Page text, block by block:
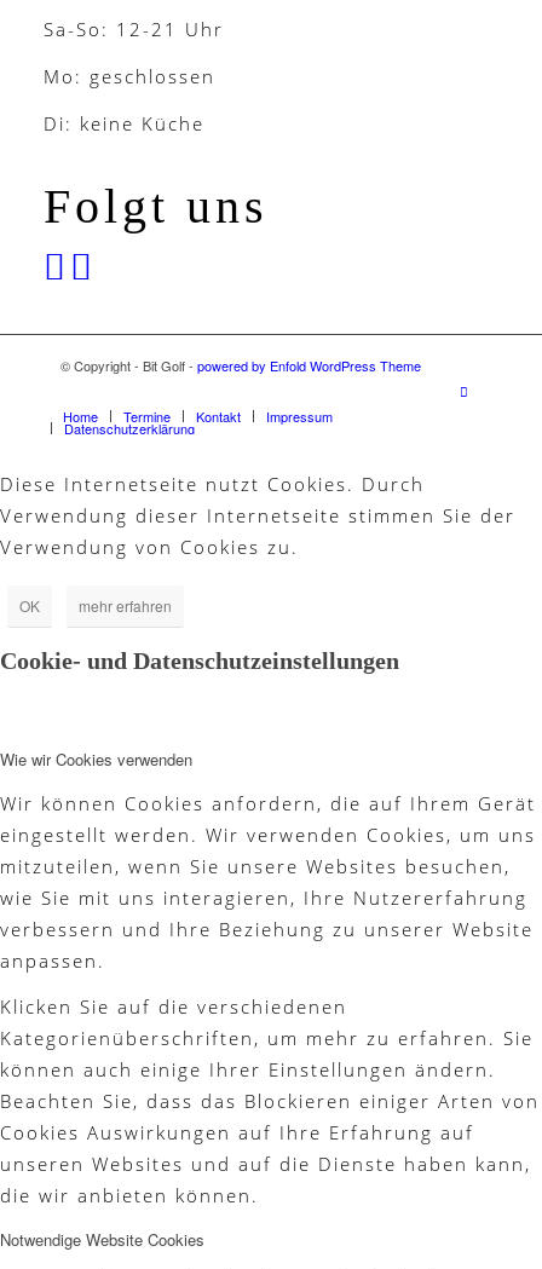
Sa-So: 12-21 Uhr
Mo: geschlossen
Di: keine Küche
Folgt uns
© Copyright - Bit Golf - powered by Enfold WordPress Theme
Home Termine Kontakt Impressum
Datenschutzerklärung
Diese Internetseite nutzt Cookies. Durch
Verwendung dieser Internetseite stimmen Sie der
Verwendung von Cookies zu.
OK mehr erfahren
Cookie- und Datenschutzeinstellungen
Wie wir Cookies verwenden
Wir können Cookies anfordern, die auf Ihrem Gerät
eingestellt werden. Wir verwenden Cookies, um uns
mitzuteilen, wenn Sie unsere Websites besuchen,
wie Sie mit uns interagieren, Ihre Nutzererfahrung
verbessern und Ihre Beziehung zu unserer Website
anpassen.
Klicken Sie auf die verschiedenen
Kategorienüberschriften, um mehr zu erfahren. Sie
können auch einige Ihrer Einstellungen ändern.
Beachten Sie, dass das Blockieren einiger Arten von
Cookies Auswirkungen auf Ihre Erfahrung auf
unseren Websites und auf die Dienste haben kann,
die wir anbieten können.
Notwendige Website Cookies